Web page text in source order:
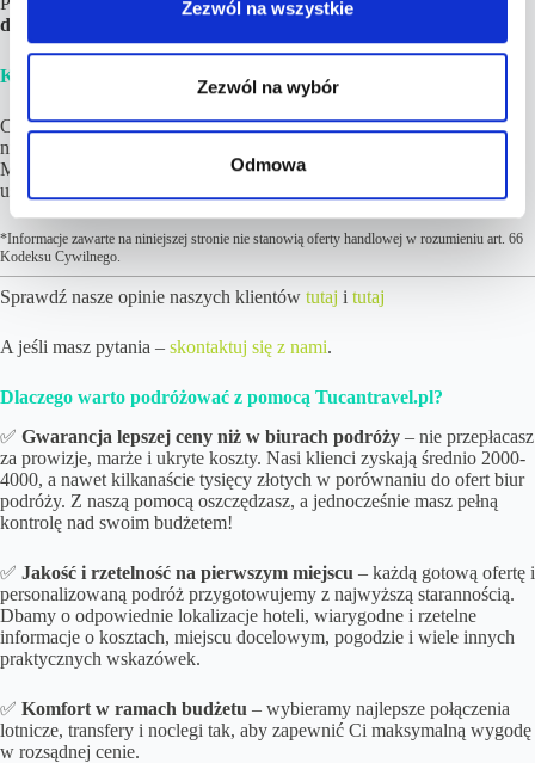
Zezwól na wszystkie
Zezwól na wybór
Odmowa
dni przed wylotem!
Krok 4. Ciesz się z nadchodzących wakacji! 😉
Cena podróży wzrosła więcej niż 10% od wskazanej w ofercie? Nic
nie tracisz! W pierwszej kolejności i tak Cię o tym poinformujemy.
Możesz skorzystać z możliwości zwrotu środków za zamówioną
usługę. Więcej kluczowych informacji
*Informacje zawarte na niniejszej stronie nie stanowią oferty handlowej w rozumieniu art. 66
Kodeksu Cywilnego.
Sprawdź nasze opinie naszych klientów tutaj i tutaj
A jeśli masz pytania – skontaktuj się z nami.
Dlaczego warto podróżować z pomocą Tucantravel.pl?
✅ Gwarancja lepszej ceny niż w biurach podróży – nie przepłacasz
za prowizje, marże i ukryte koszty. Nasi klienci zyskają średnio 2000-
4000, a nawet kilkanaście tysięcy złotych w porównaniu do ofert biur
podróży. Z naszą pomocą oszczędzasz, a jednocześnie masz pełną
kontrolę nad swoim budżetem!
✅ Jakość i rzetelność na pierwszym miejscu – każdą gotową ofertę i
personalizowaną podróż przygotowujemy z najwyższą starannością.
Dbamy o odpowiednie lokalizacje hoteli, wiarygodne i rzetelne
informacje o kosztach, miejscu docelowym, pogodzie i wiele innych
praktycznych wskazówek.
✅ Komfort w ramach budżetu – wybieramy najlepsze połączenia
lotnicze, transfery i noclegi tak, aby zapewnić Ci maksymalną wygodę
w rozsądnej cenie.